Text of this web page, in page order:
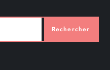
Rechercher